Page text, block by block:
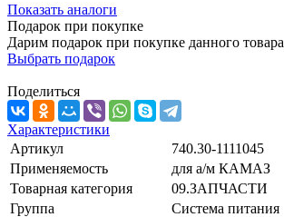
Показать аналоги
Подарок при покупке
Дарим подарок при покупке данного товара
Выбрать подарок
Поделиться
Характеристики
Артикул
740.30-1111045
Применяемость
для а/м КАМАЗ
Товарная категория
09.ЗАПЧАСТИ
Группа
Система питания